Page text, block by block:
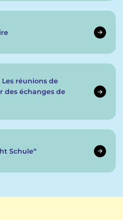
réunions de
des échanges de
Schule“